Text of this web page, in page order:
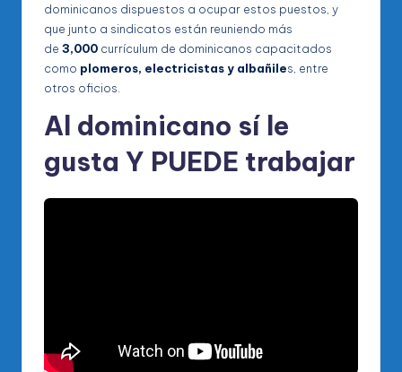
dominicanos dispuestos a ocupar estos puestos, y
que junto a sindicatos están reuniendo más
de 3,000 currículum de dominicanos capacitados
como plomeros, electricistas y albañiles, entre
otros oficios.
Al dominicano sí le
gusta Y PUEDE trabajar